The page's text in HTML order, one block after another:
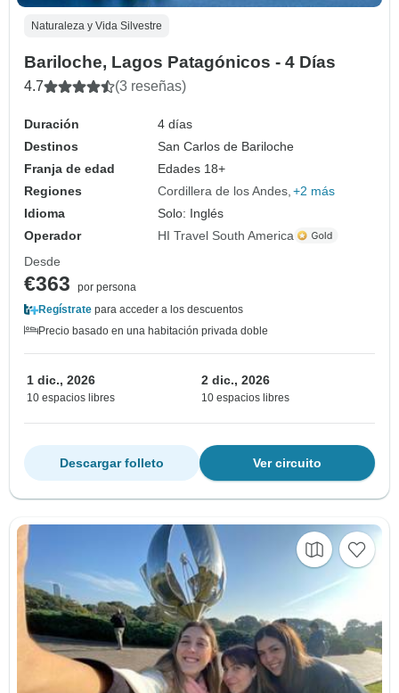
Naturaleza y Vida Silvestre
Bariloche, Lagos Patagónicos - 4 Días
4.7 (3 reseñas)
Duración
4 días
Destinos
San Carlos de Bariloche
Franja de edad
Edades 18+
Regiones
Cordillera de los Andes +2 más
Idioma
Solo: Inglés
Operador
HI Travel South America
Desde
€363
por persona
Regístrate para acceder a los descuentos
Precio basado en una habitación privada doble
1 dic., 2026
10 espacios libres
2 dic., 2026
10 espacios libres
Ver circuito
Descargar folleto